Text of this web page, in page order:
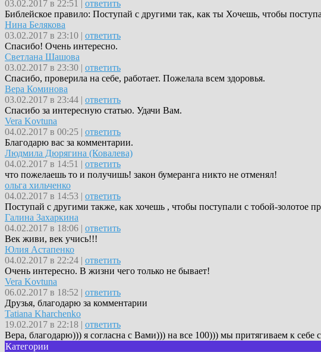
03.02.2017 в 22:51 | ответить
Библейское правило: Поступай с другими так, как ты Хочешь, чтобы
Нина Белякова
03.02.2017 в 23:10 | ответить
Спасибо! Очень интересно.
Светлана Шашова
03.02.2017 в 23:30 | ответить
Спасибо, проверила на себе, работает. Пожелала всем здоровья.
Вера Коминова
03.02.2017 в 23:44 | ответить
Спасибо за интересную статью. Удачи Вам.
Vera Kovtuna
04.02.2017 в 00:25 | ответить
Благодарю вас за комментарии.
Людмила Дюрягина (Ковалева)
04.02.2017 в 14:51 | ответить
что пожелаешь то и получишь! закон бумеранга никто не отменял!
ольга хильченко
04.02.2017 в 14:53 | ответить
Поступай с другими также, как хочешь , чтобы поступали с тобой-золотое
Галина Захаркина
04.02.2017 в 18:06 | ответить
Век живи, век учись!!!
Юлия Астапенко
04.02.2017 в 22:24 | ответить
Очень интересно. В жизни чего только не бывает!
Vera Kovtuna
06.02.2017 в 18:52 | ответить
Друзья, благодарю за комментарии
Tatiana Kharchenko
19.02.2017 в 22:18 | ответить
Вера, благодарю))) я согласна с Вами))) на все 100))) мы притягиваем к
Категории